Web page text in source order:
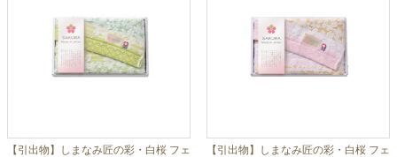
【引出物】しまなみ匠の彩・白桜 フェ
【引出物】しまなみ匠の彩・白桜 フェ